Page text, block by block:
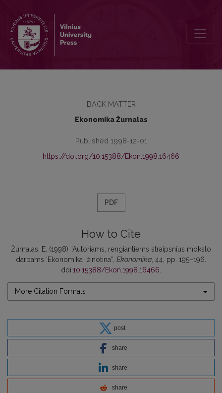
BACK MATTER
Ekonomika Žurnalas
Published 1998-12-01
https://doi.org/10.15388/Ekon.1998.16466
PDF
How to Cite
Žurnalas, E. (1998) “Autoriams, rengiantiems straipsnius mokslo
darbams ‘Ekonomika’, žinotina”, Ekonomika , 44, pp. 195–196.
doi:10.15388/Ekon.1998.16466
More Citation Formats
post
share
share
share